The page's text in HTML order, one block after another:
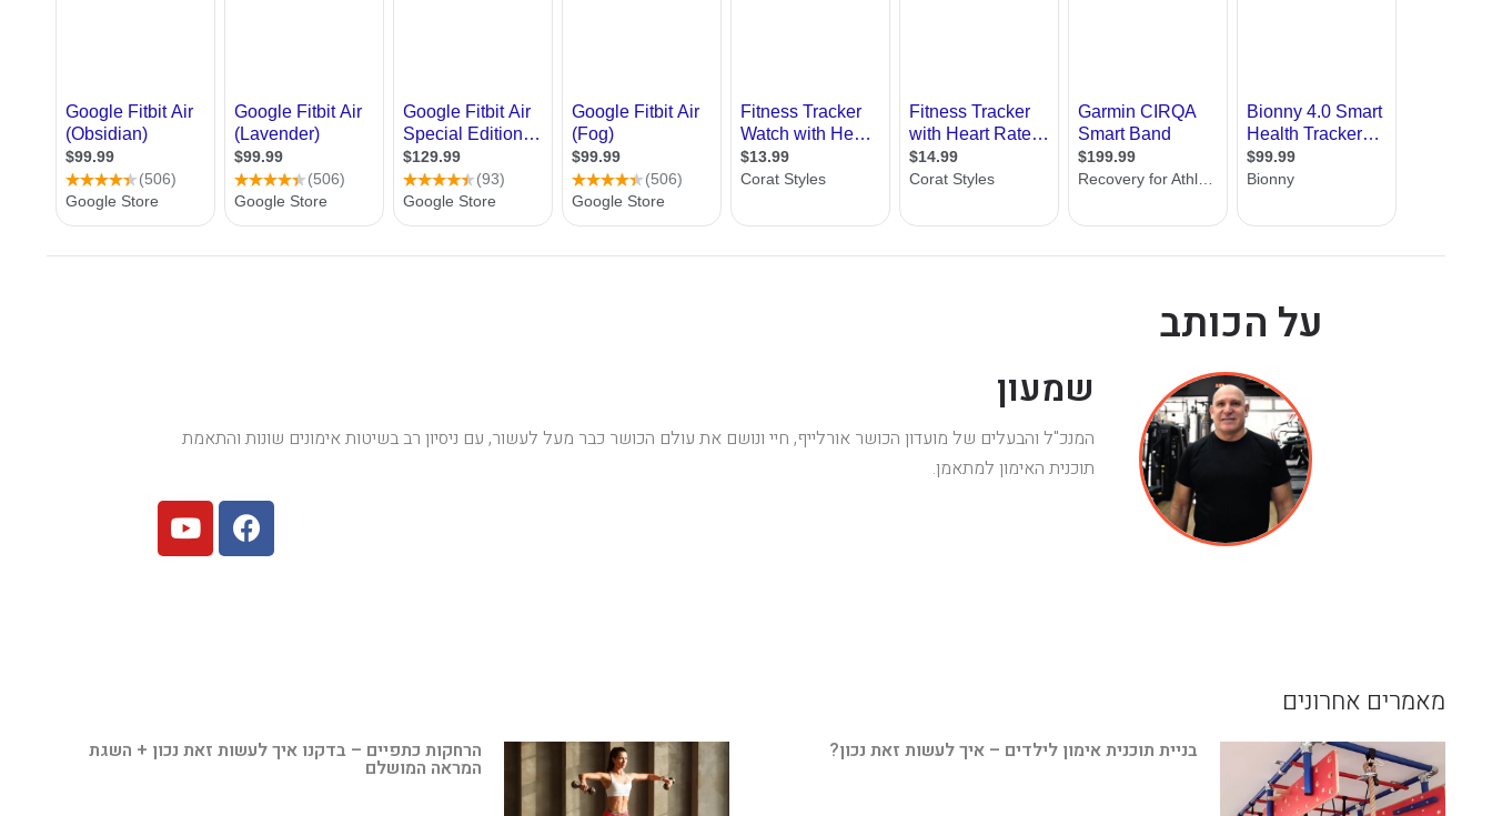
על הכותב
שמעון
המנכ"ל והבעלים של מועדון הכושר אורלייף, חיי ונושם את עולם הכושר כבר מעל לעשור, עם ניסיון רב בשיטות אימונים שונות והתאמת
תוכנית האימון למתאמן.
מאמרים אחרונים
בניית תוכנית אימון לילדים – איך לעשות זאת נכון? הרחקות כתפיים – בדקנו איך לעשות זאת נכון + השגת
המראה המושלם